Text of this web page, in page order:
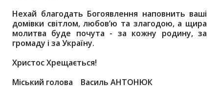
Нехай благодать Богоявлення наповнить ваші
домівки світлом, любов’ю та злагодою, а щира
молитва буде почута - за кожну родину, за
громаду і за Україну.
Христос Хрещається!
Міський голова Василь АНТОНЮК